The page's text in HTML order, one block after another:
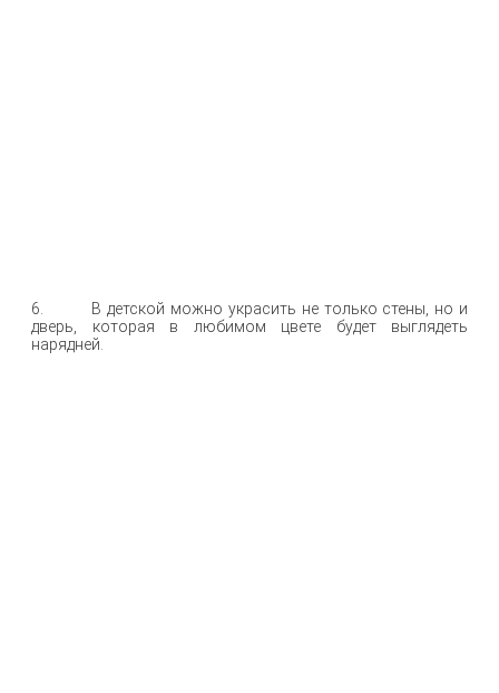
6. В детской можно украсить не только стены, но и
дверь, которая в любимом цвете будет выглядеть
нарядней.